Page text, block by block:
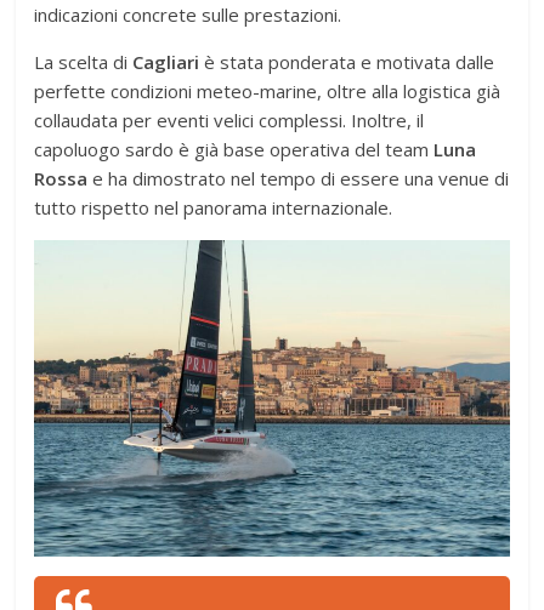
indicazioni concrete sulle prestazioni.
La scelta di Cagliari è stata ponderata e motivata dalle
perfette condizioni meteo-marine, oltre alla logistica già
collaudata per eventi velici complessi. Inoltre, il
capoluogo sardo è già base operativa del team Luna
Rossa e ha dimostrato nel tempo di essere una venue di
tutto rispetto nel panorama internazionale.